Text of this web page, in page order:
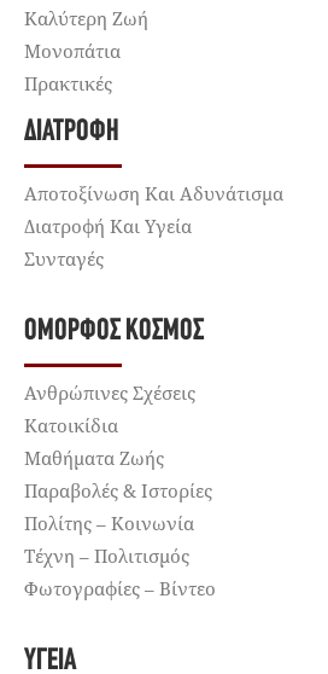
Καλύτερη Ζωή
Μονοπάτια
Πρακτικές
ΔΙΑΤΡΟΦΉ
Αποτοξίνωση Και Αδυνάτισμα
Διατροφή Και Υγεία
Συνταγές
ΌΜΟΡΦΟΣ ΚΌΣΜΟΣ
Ανθρώπινες Σχέσεις
Κατοικίδια
Μαθήματα Ζωής
Παραβολές & Ιστορίες
Πολίτης – Κοινωνία
Τέχνη – Πολιτισμός
Φωτογραφίες – Βίντεο
ΥΓΕΊΑ